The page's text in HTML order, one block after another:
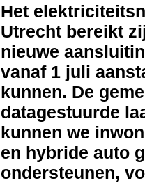
Het
Utrecht bereikt
nieuwe
vanaf 1 juli
kunnen. De
datagestuurde
kunnen we
en hybride auto
ondersteunen,